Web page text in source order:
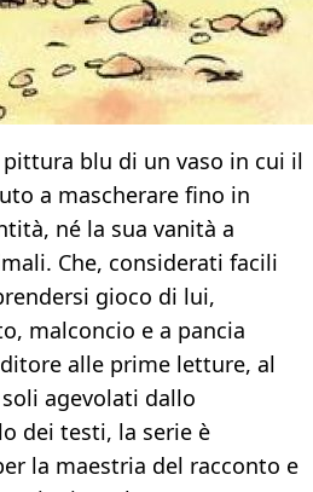
blu di un vaso in cui il
a mascherare fino in
né la sua vanità a
Che, considerati facili
gioco di lui,
malconcio e a pancia
alle prime letture, al
agevolati dallo
dei testi, la serie è
la maestria del racconto e